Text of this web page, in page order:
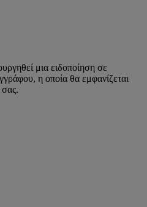
μια ειδοποίηση σε
η οποία θα εμφανίζεται